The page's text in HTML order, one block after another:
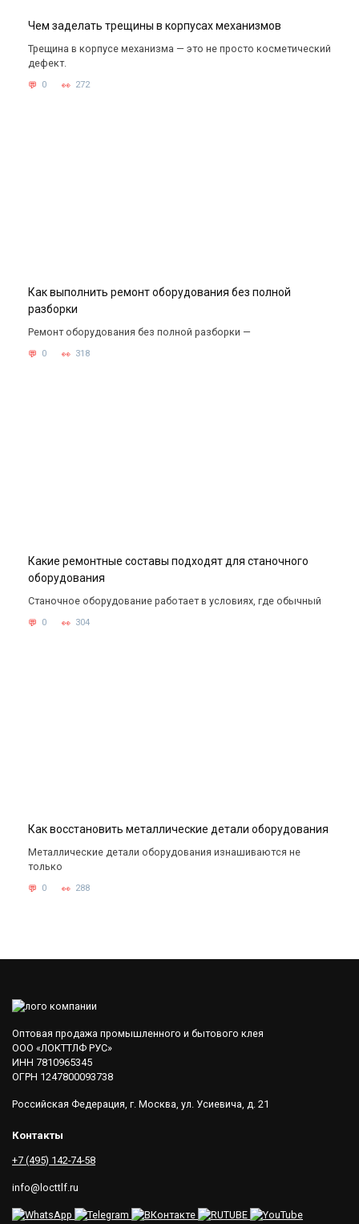
Чем заделать трещины в корпусах механизмов
Трещина в корпусе механизма — это не просто косметический
дефект.
0 272
Как выполнить ремонт оборудования без полной
разборки
Ремонт оборудования без полной разборки —
0 318
Какие ремонтные составы подходят для станочного
оборудования
Станочное оборудование работает в условиях, где обычный
0 304
Как восстановить металлические детали оборудования
Металлические детали оборудования изнашиваются не
только
0 288
Оптовая продажа промышленного и бытового клея
ООО «ЛОКТТЛФ РУС»
ИНН 7810965345
ОГРН 1247800093738
Российская Федерация, г. Москва, ул. Усиевича, д. 21
Контакты
+7 (495) 142-74-58
info@locttlf.ru